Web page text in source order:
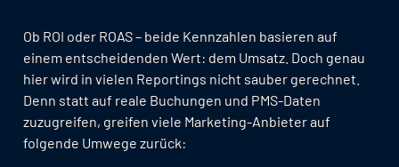
Ob ROI oder ROAS – beide Kennzahlen basieren auf
einem entscheidenden Wert: dem Umsatz. Doch genau
hier wird in vielen Reportings nicht sauber gerechnet.
Denn statt auf reale Buchungen und PMS-Daten
zuzugreifen, greifen viele Marketing-Anbieter auf
folgende Umwege zurück: